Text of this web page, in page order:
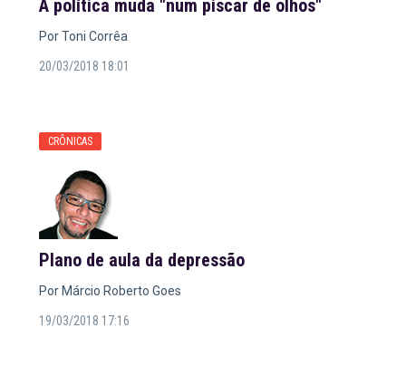
A política muda "num piscar de olhos"
Por Toni Corrêa
20/03/2018 18:01
CRÔNICAS
Plano de aula da depressão
Por Márcio Roberto Goes
19/03/2018 17:16